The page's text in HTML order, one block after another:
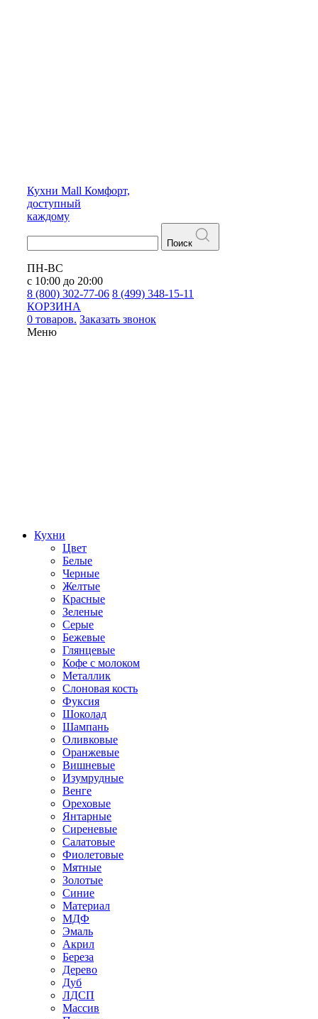
Кухни Mall Комфорт,
доступный
каждому
Поиск
ПН-ВС
с 10:00 до 20:00
8 (800) 302-77-06 8 (499) 348-15-11
КОРЗИНА
0 товаров. Заказать звонок
Меню
Кухни
Цвет
Белые
Черные
Желтые
Красные
Зеленые
Серые
Бежевые
Глянцевые
Кофе с молоком
Металлик
Слоновая кость
Фуксия
Шоколад
Шампань
Оливковые
Оранжевые
Вишневые
Изумрудные
Венге
Ореховые
Янтарные
Сиреневые
Салатовые
Фиолетовые
Мятные
Золотые
Синие
Материал
МДФ
Эмаль
Акрил
Береза
Дерево
Дуб
ЛДСП
Массив